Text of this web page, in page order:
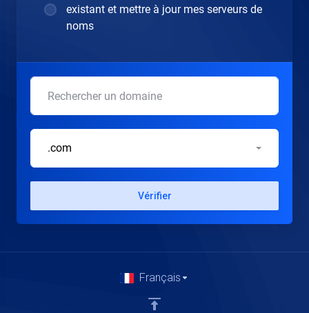
existant et mettre à jour mes serveurs de
noms
.com
Vérifier
Français